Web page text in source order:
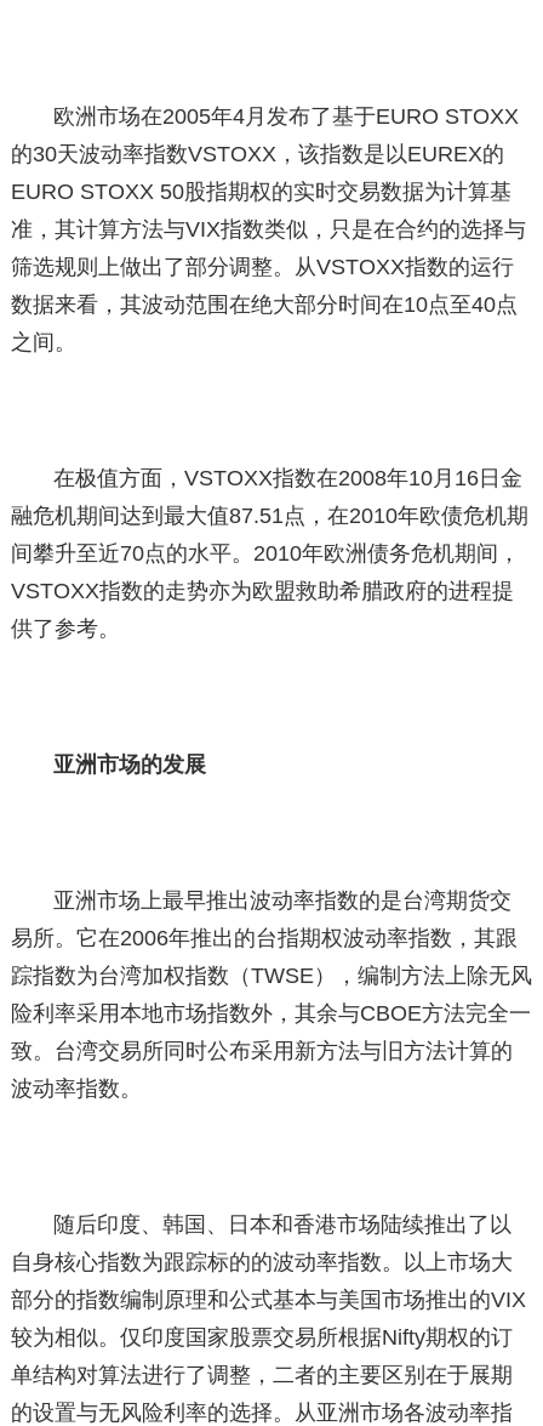
欧洲市场在2005年4月发布了基于EURO STOXX
的30天波动率指数VSTOXX，该指数是以EUREX的
EURO STOXX 50股指期权的实时交易数据为计算基
准，其计算方法与VIX指数类似，只是在合约的选择与
筛选规则上做出了部分调整。从VSTOXX指数的运行
数据来看，其波动范围在绝大部分时间在10点至40点
之间。
在极值方面，VSTOXX指数在2008年10月16日金
融危机期间达到最大值87.51点，在2010年欧债危机期
间攀升至近70点的水平。2010年欧洲债务危机期间，
VSTOXX指数的走势亦为欧盟救助希腊政府的进程提
供了参考。
亚洲市场的发展
亚洲市场上最早推出波动率指数的是台湾期货交
易所。它在2006年推出的台指期权波动率指数，其跟
踪指数为台湾加权指数（TWSE），编制方法上除无风
险利率采用本地市场指数外，其余与CBOE方法完全一
致。台湾交易所同时公布采用新方法与旧方法计算的
波动率指数。
随后印度、韩国、日本和香港市场陆续推出了以
自身核心指数为跟踪标的的波动率指数。以上市场大
部分的指数编制原理和公式基本与美国市场推出的VIX
较为相似。仅印度国家股票交易所根据Nifty期权的订
单结构对算法进行了调整，二者的主要区别在于展期
的设置与无风险利率的选择。从亚洲市场各波动率指